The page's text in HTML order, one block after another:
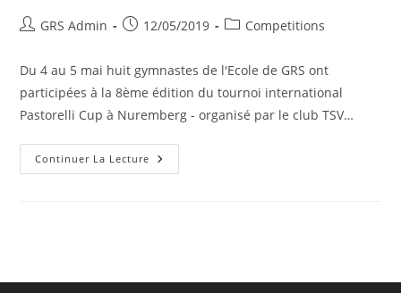
GRS Admin 12/05/2019 Competitions
Du 4 au 5 mai huit gymnastes de l'Ecole de GRS ont
participées à la 8ème édition du tournoi international
Pastorelli Cup à Nuremberg - organisé par le club TSV…
Continuer La Lecture